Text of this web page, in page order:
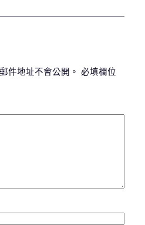
件地址不會公開。 必填欄位